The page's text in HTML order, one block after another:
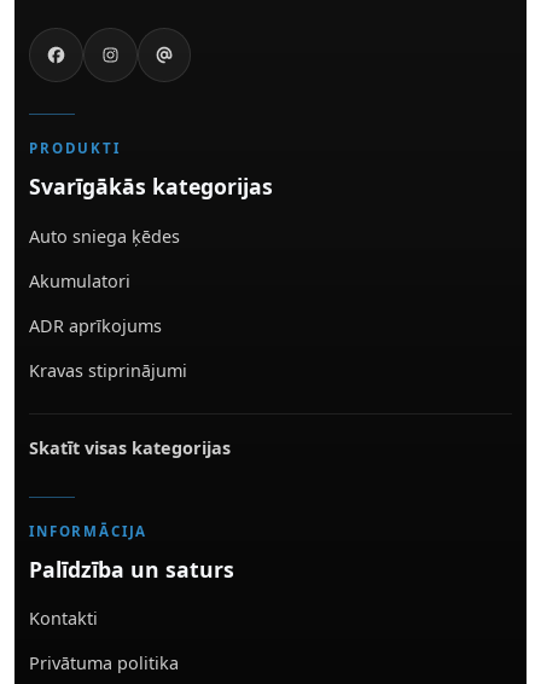
PRODUKTI
Svarīgākās kategorijas
Auto sniega ķēdes
Akumulatori
ADR aprīkojums
Kravas stiprinājumi
Skatīt visas kategorijas
INFORMĀCIJA
Palīdzība un saturs
Kontakti
Privātuma politika